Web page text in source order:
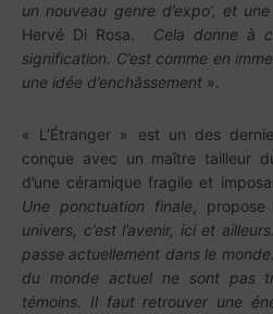
un nouveau genre d’expo’, et
Hervé Di Rosa. Cela donne à
signification. C’est comme en
une idée d’enchâssement ».
« L’Étranger » est un des
conçue avec un maître tailleur
d’une céramique fragile et
Une ponctuation finale ,
univers, c’est l’avenir, ici et
passe actuellement dans le
du monde actuel ne sont pas
témoins. Il faut retrouver une